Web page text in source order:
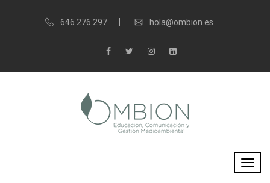
646 276 297 hola@ombion.es